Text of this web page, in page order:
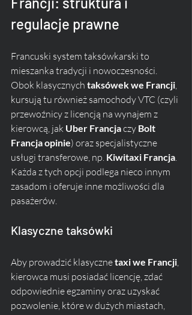
regulacje prawne
Francuski system taksówkarski to
mieszanka tradycji i nowoczesności.
Obok klasycznych taksówek we Francji,
kursują tu również samochody VTC (czyli
przewoźnicy z licencją na wynajem z
kierowcą, jak Uber Francja czy Bolt
Francja opinie) oraz specjalistyczne
usługi transferowe, np. Kiwitaxi Francja.
Każda z tych opcji podlega nieco innym
zasadom i oferuje inne możliwości dla
pasażerów.
Klasyczne taksówki
Aby prowadzić klasyczne taxi we Francji,
kierowca musi posiadać licencję, zdać
odpowiednie egzaminy oraz uzyskać
pozwolenie, które w dużych miastach,